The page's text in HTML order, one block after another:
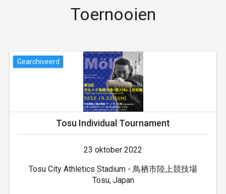
Toernooien
Gearchiveerd
Tosu Individual Tournament
23 oktober 2022
Tosu City Athletics Stadium - 鳥栖市陸上競技場
Tosu, Japan